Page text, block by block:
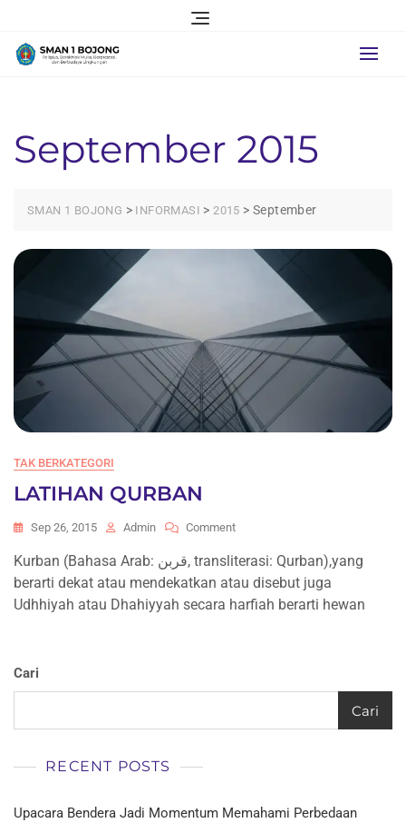
content
September 2015
SMAN 1 BOJONG > INFORMASI >2015 >September
TAK BERKATEGORI
LATIHAN QURBAN
Sep 26, 2015 Admin CommentOn
QURBAN
Kurban (Bahasa Arab: قربن, transliterasi: Qurban),yang
berarti dekat atau mendekatkan atau disebut juga
Udhhiyah atau Dhahiyyah secara harfiah berarti hewan
Cari
Cari
RECENT POSTS
Upacara Bendera Jadi Momentum Memahami Perbedaan